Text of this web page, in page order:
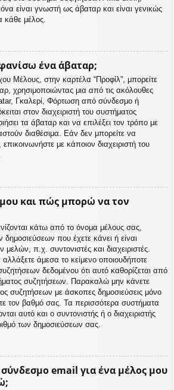
είναι γνωστή ως άβαταρ και είναι γενικώς
κάθε μέλος.
ένα άβαταρ;
Μέλους, στην καρτέλα “Προφίλ”, μπορείτε
χρησιμοποιώντας μια από τις ακόλουθες
Γκαλερί, Φόρτωση από σύνδεσμο ή
στον διαχειριστή του συστήματος
τα άβαταρ και να επιλέξει τον τρόπο με
διαθέσιμα. Εάν δεν μπορείτε να
με κάποιον διαχειριστή του
μου και πώς μπορώ να τον
κάτω από το όνομα μέλους σας,
που έχετε κάνει ή είναι
π.χ. συντονιστές και διαχειριστές.
αλλάξετε άμεσα το κείμενο οποιουδήποτε
δεδομένου ότι αυτό καθορίζεται από
συζητήσεων. Παρακαλώ μην κάνετε
συζητήσεων με άσκοπες δημοσιεύσεις μόνο
τον βαθμό σας. Τα περισσότερα συστήματα
αυτό και ο συντονιστής ή ο διαχειριστής
των δημοσιεύσεων σας.
email για ένα μέλος μου